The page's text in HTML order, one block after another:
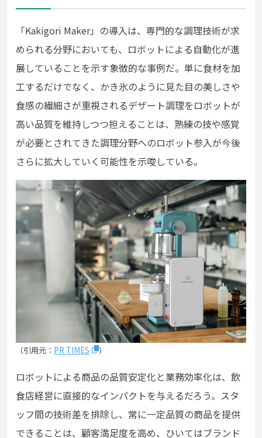
「Kakigori Maker」の導入は、専門的な調理技術が求
められる分野においても、ロボットによる自動化が進
展していることを示す象徴的な事例だ。単に食材を加
工するだけでなく、かき氷のように見た目の美しさや
食感の繊細さが重視されるデザート調理をロボットが
高い品質を維持しつつ担えることは、熟練の技や感覚
が必要とされてきた調理分野へのロボット参入が今後
さらに拡大していく可能性を示唆している。
（引用元： PR TIMES ）
ロボットによる商品の品質安定化と業務効率化は、飲
食店経営に直接的なインパクトを与えるだろう。スタ
ッフ間の技術差を排除し、常に一定品質の商品を提供
できることは、顧客満足度を高め、ひいてはブランド